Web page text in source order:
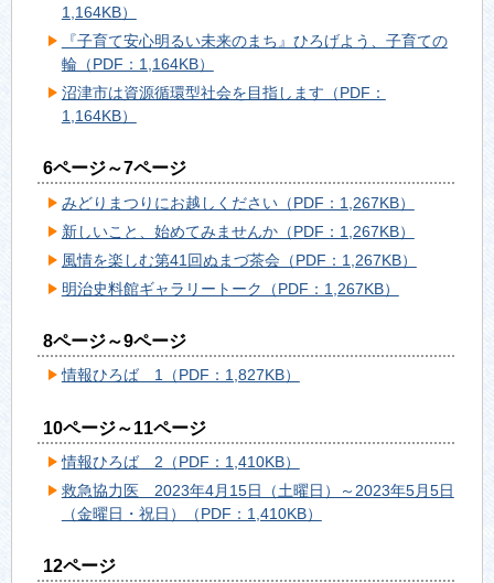
1,164KB）
『子育て安心明るい未来のまち』ひろげよう、子育ての
輪（PDF：1,164KB）
沼津市は資源循環型社会を目指します（PDF：
1,164KB）
6ページ～7ページ
みどりまつりにお越しください（PDF：1,267KB）
新しいこと、始めてみませんか（PDF：1,267KB）
風情を楽しむ第41回ぬまづ茶会（PDF：1,267KB）
明治史料館ギャラリートーク（PDF：1,267KB）
8ページ～9ページ
情報ひろば 1（PDF：1,827KB）
10ページ～11ページ
情報ひろば 2（PDF：1,410KB）
救急協力医 2023年4月15日（土曜日）～2023年5月5日
（金曜日・祝日）（PDF：1,410KB）
12ページ